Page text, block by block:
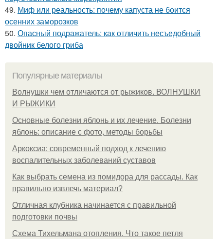
49. Миф или реальность: почему капуста не боится
осенних заморозков
50. Опасный подражатель: как отличить несъедобный
двойник белого гриба
Популярные материалы
Волнушки чем отличаются от рыжиков. ВОЛНУШКИ
И РЫЖИКИ
Основные болезни яблонь и их лечение. Болезни
яблонь: описание с фото, методы борьбы
Аркоксиа: современный подход к лечению
воспалительных заболеваний суставов
Как выбрать семена из помидора для рассады. Как
правильно извлечь материал?
Отличная клубника начинается с правильной
подготовки почвы
Схема Тихельмана отопления. Что такое петля